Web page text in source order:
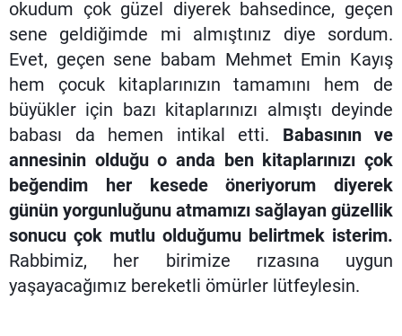
okudum çok güzel diyerek bahsedince, geçen
sene geldiğimde mi almıştınız diye sordum.
Evet, geçen sene babam Mehmet Emin Kayış
hem çocuk kitaplarınızın tamamını hem de
büyükler için bazı kitaplarınızı almıştı deyinde
babası da hemen intikal etti. Babasının ve
annesinin olduğu o anda ben kitaplarınızı çok
beğendim her kesede öneriyorum diyerek
günün yorgunluğunu atmamızı sağlayan güzellik
sonucu çok mutlu olduğumu belirtmek isterim.
Rabbimiz, her birimize rızasına uygun
yaşayacağımız bereketli ömürler lütfeylesin.